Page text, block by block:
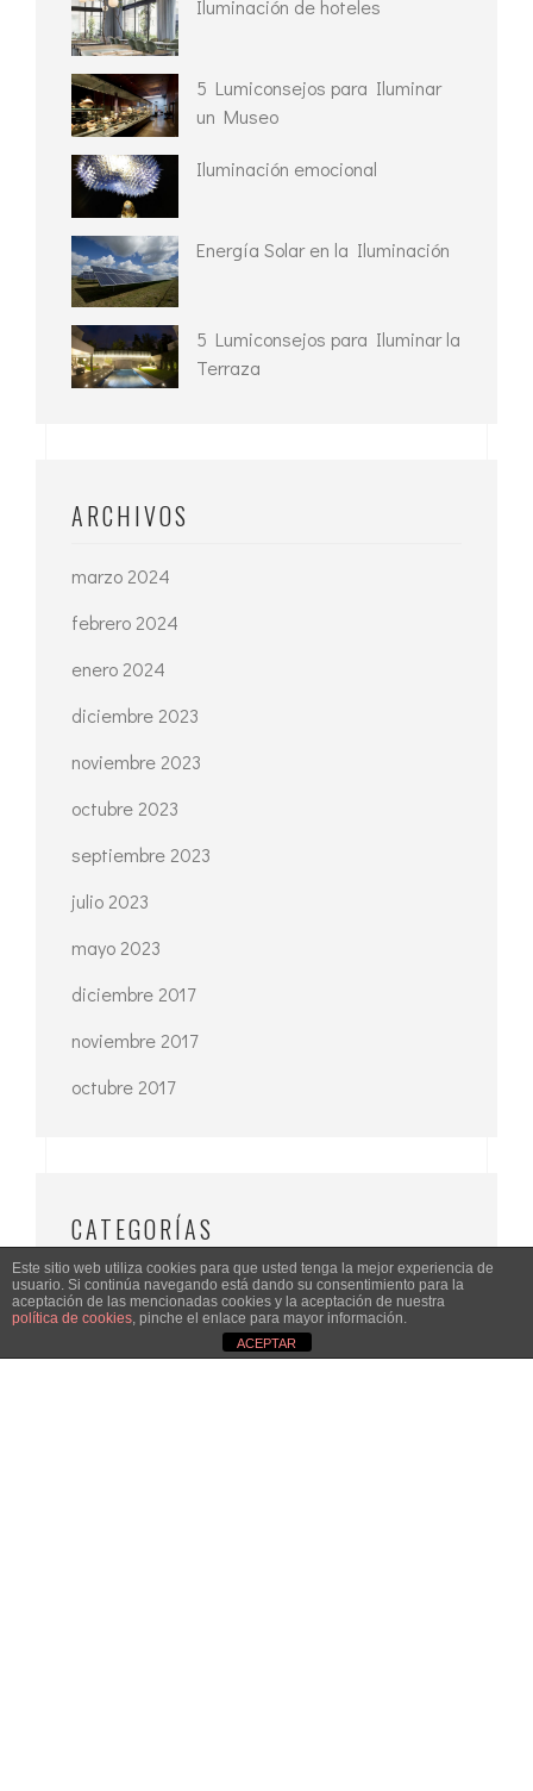
Iluminación de hoteles
5 Lumiconsejos para Iluminar
un Museo
Iluminación emocional
Energía Solar en la Iluminación
5 Lumiconsejos para Iluminar la
Terraza
ARCHIVOS
marzo 2024
febrero 2024
enero 2024
diciembre 2023
noviembre 2023
octubre 2023
septiembre 2023
julio 2023
mayo 2023
diciembre 2017
noviembre 2017
octubre 2017
CATEGORÍAS
Curiosidades
Eficiencia Energética
Este sitio web utiliza cookies para que usted tenga la mejor experiencia de
usuario. Si continúa navegando está dando su consentimiento para la
aceptación de las mencionadas cookies y la aceptación de nuestra
política de cookies, pinche el enlace para mayor información.
ACEPTAR